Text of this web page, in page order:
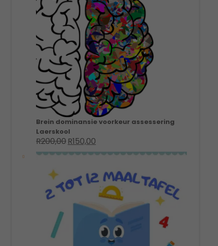
Brein dominansie voorkeur assessering
Laerskool
R200,00 Original
price
R150,00
price
R150,00.